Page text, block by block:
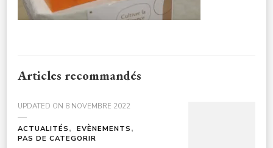
Articles recommandés
UPDATED ON 8 NOVEMBRE 2022
ACTUALITÉS
EVÈNEMENTS
PAS DE CATEGORIR